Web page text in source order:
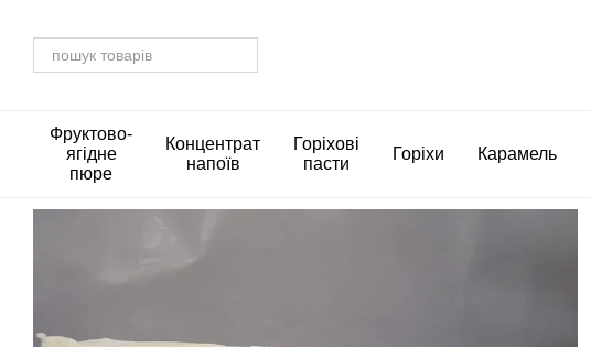
Фруктово-
ягідне
пюре
Концентрат
напоїв
Горіхові
пасти
Горіхи Карамель